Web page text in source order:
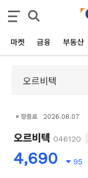
마켓 금융 부동산
장종료 2026.08.07
오르비텍 046120
4,690 95